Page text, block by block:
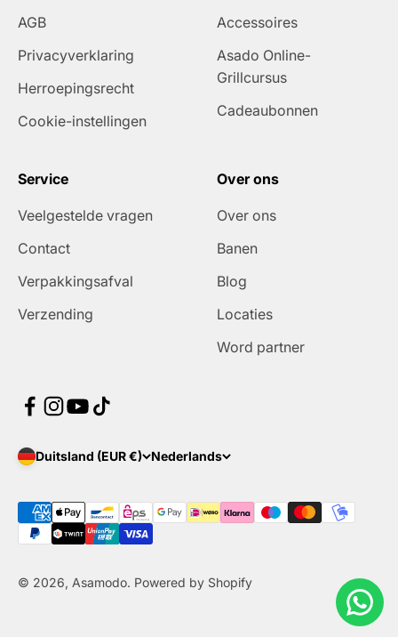
AGB
Privacyverklaring
Herroepingsrecht
Cookie-instellingen
Accessoires
Asado Online-
Grillcursus
Cadeaubonnen
Service
Veelgestelde vragen
Contact
Verpakkingsafval
Verzending
Over ons
Over ons
Banen
Blog
Locaties
Word partner
Duitsland (EUR €) Nederlands
© 2026, Asamodo. Powered by Shopify